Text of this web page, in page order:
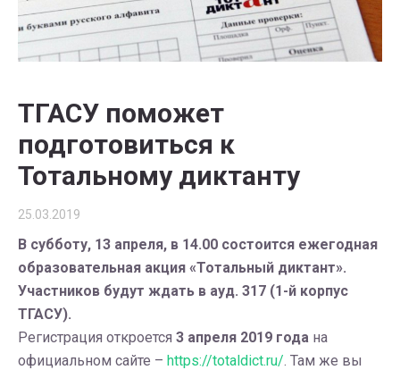
ТГАСУ поможет
подготовиться к
Тотальному диктанту
25.03.2019
В субботу, 13 апреля, в 14.00 состоится ежегодная
образовательная акция «Тотальный диктант».
Участников будут ждать в ауд. 317 (1-й корпус
ТГАСУ).
Регистрация откроется 3 апреля 2019 года на
официальном сайте – https://totaldict.ru/. Там же вы